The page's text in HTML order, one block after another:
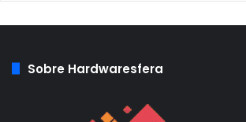
Sobre Hardwaresfera